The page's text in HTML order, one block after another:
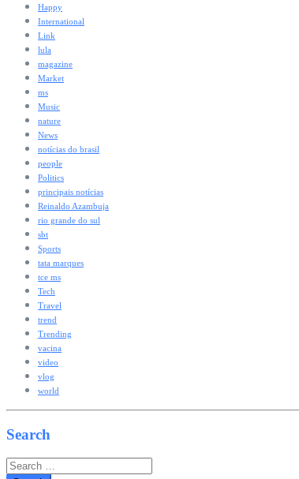
Happy
International
Link
lula
magazine
Market
ms
Music
nature
News
notícias do brasil
people
Politics
principais notícias
Reinaldo Azambuja
rio grande do sul
sbt
Sports
tata marques
tce ms
Tech
Travel
trend
Trending
vacina
video
vlog
world
Search
Search